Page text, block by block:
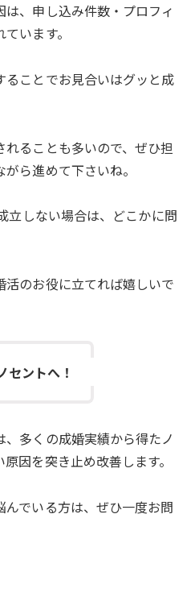
、申し込み件数・プロフィ
います。
ことでお見合いはグッと成
ることも多いので、ぜひ担
ら進めて下さいね。
立しない場合は、どこかに問
のお役に立てれば嬉しいで
セントへ！
、多くの成婚実績から得たノ
因を突き止め改善します。
でいる方は、ぜひ一度お問